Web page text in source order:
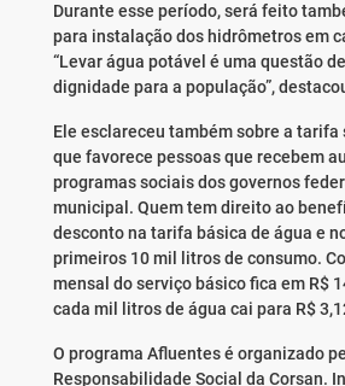
Durante esse período, será feito
para instalação dos hidrômetros em
“Levar água potável é uma questão
dignidade para a população”,
Ele esclareceu também sobre a tarifa
que favorece pessoas que recebem
programas sociais dos governos
municipal. Quem tem direito ao
desconto na tarifa básica de água e
primeiros 10 mil litros de consumo.
mensal do serviço básico fica em R$
cada mil litros de água cai para R$
O programa Afluentes é organizado
Responsabilidade Social da Corsan.